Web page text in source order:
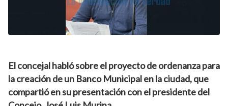
El concejal habló sobre el proyecto de ordenanza para
la creación de un Banco Municipal en la ciudad, que
compartió en su presentación con el presidente del